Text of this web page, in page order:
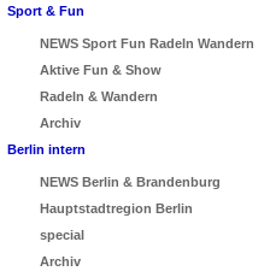
Sport & Fun
NEWS Sport Fun Radeln Wandern
Aktive Fun & Show
Radeln & Wandern
Archiv
Berlin intern
NEWS Berlin & Brandenburg
Hauptstadtregion Berlin
special
Archiv